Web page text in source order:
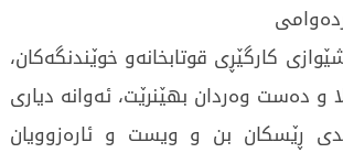
كارگێڕی قوتابخانەو خوێندنگەكان،
و دەست وەردان بهێنرێت، ئەوانە دیاری
ڕێسكان بن و ویست و ئارەزوویان